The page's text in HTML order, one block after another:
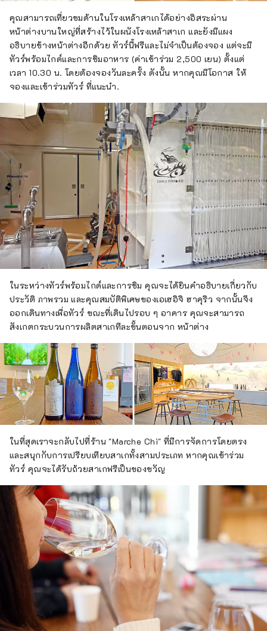
คุณสามารถเที่ยวชมด้านในโรงเหล้าสาเกได้อย่างอิสระผ่าน
หน้าต่างบานใหญ่ที่สร้างไว้ในผนังโรงเหล้าสาเก และยังมีแผง
อธิบายข้างหน้าต่างอีกด้วย ทัวร์นี้ฟรีและไม่จำเป็นต้องจอง แต่จะมี
ทัวร์พร้อมไกด์และการชิมอาหาร (ค่าเข้าร่วม 2,500 เยน) ตั้งแต่
เวลา 10.30 น. โดยต้องจองวันละครั้ง ดังนั้น หากคุณมีโอกาส ให้
จองและเข้าร่วมทัวร์ ที่แนะนำ.
ในระหว่างทัวร์พร้อมไกด์และการชิม คุณจะได้ยินคำอธิบายเกี่ยวกับ
ประวัติ ภาพรวม และคุณสมบัติพิเศษของเอเฮอิจิ ฮาคุริว จากนั้นจึง
ออกเดินทางเพื่อทัวร์ ขณะที่เดินไปรอบ ๆ อาคาร คุณจะสามารถ
สังเกตกระบวนการผลิตสาเกทีละขั้นตอนจาก หน้าต่าง
ในที่สุดเราจะกลับไปที่ร้าน "Marche Chi" ที่มีการจัดการโดยตรง
และสนุกกับการเปรียบเทียบสาเกทั้งสามประเภท หากคุณเข้าร่วม
ทัวร์ คุณจะได้รับถ้วยสาเกฟรีเป็นของขวัญ